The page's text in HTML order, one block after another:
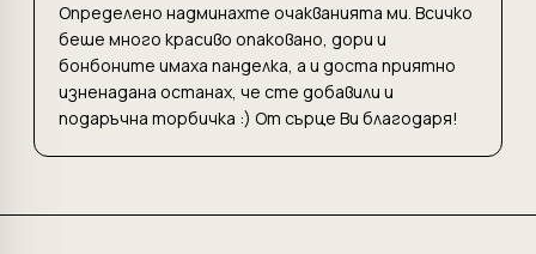
Определено надминахте очакванията ми. Всичко
беше много красиво опаковано, дори и
бонбоните имаха панделка, а и доста приятно
изненадана останах, че сте добавили и
подаръчна торбичка :) От сърце Ви благодаря!